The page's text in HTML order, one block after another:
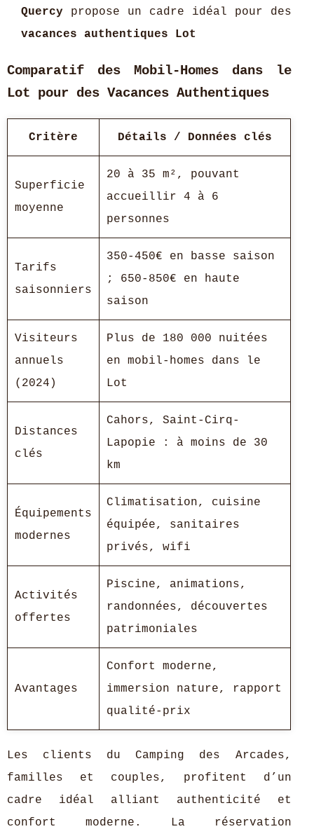
Quercy propose un cadre idéal pour des
vacances authentiques Lot
Comparatif des Mobil-Homes dans le
Lot pour des Vacances Authentiques
Critère Détails / Données clés
Superficie
moyenne
20 à 35 m², pouvant
accueillir 4 à 6
personnes
Tarifs
saisonniers
350-450€ en basse saison
; 650-850€ en haute
saison
Visiteurs
annuels
(2024)
Plus de 180 000 nuitées
en mobil-homes dans le
Lot
Distances
clés
Cahors, Saint-Cirq-
Lapopie : à moins de 30
km
Équipements
modernes
Climatisation, cuisine
équipée, sanitaires
privés, wifi
Activités
offertes
Piscine, animations,
randonnées, découvertes
patrimoniales
Avantages
Confort moderne,
immersion nature, rapport
qualité-prix
Les clients du Camping des Arcades,
familles et couples, profitent d’un
cadre idéal alliant authenticité et
confort moderne. La réservation